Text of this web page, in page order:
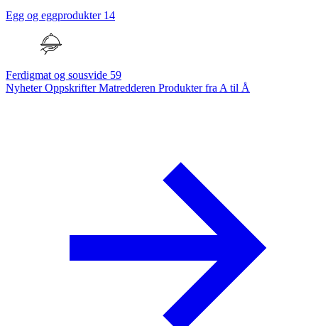
Egg og eggprodukter 14
Ferdigmat og sousvide 59
NyheterOppskrifterMatredderen Produkter fra A til Å